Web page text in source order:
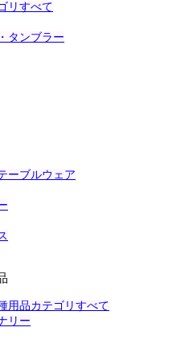
リすべて
タンブラー
ーブルウェア
用品カテゴリすべて
リー